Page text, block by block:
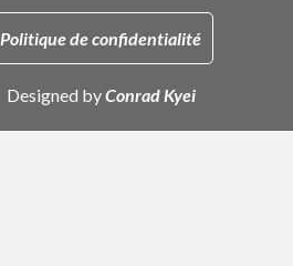
Politique de confidentialité
Designed byConrad Kyei